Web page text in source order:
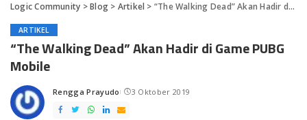
Logic Community >Blog> Artikel > “The Walking Dead” Akan Hadir di Game PUBG Mobile
ARTIKEL
“The Walking Dead” Akan Hadir di Game PUBG
Mobile
Posted
by
Rengga Prayudo 3 Oktober 2019